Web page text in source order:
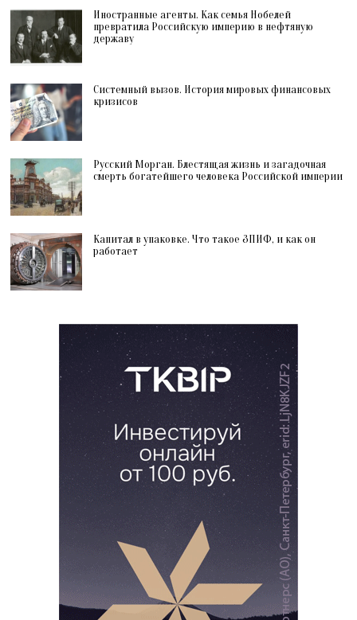
Иностранные агенты. Как семья Нобелей
превратила Российскую империю в нефтяную
державу
Системный вызов. История мировых финансовых
кризисов
Русский Морган. Блестящая жизнь и загадочная
смерть богатейшего человека Российской империи
Капитал в упаковке. Что такое ЗПИФ, и как он
работает